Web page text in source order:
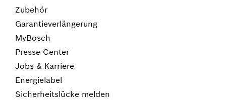
Zubehör
Garantieverlängerung
MyBosch
Presse-Center
Jobs & Karriere
Energielabel
Sicherheitslücke melden